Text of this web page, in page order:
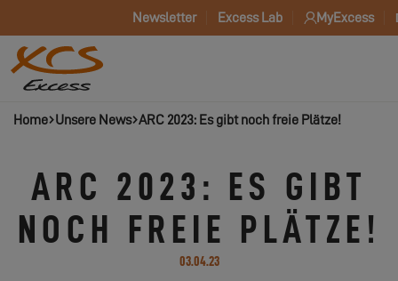
Newsletter Excess Lab MyExcess
Home Unsere News ARC 2023: Es gibt noch freie Plätze!
ARC 2023: ES GIBT
NOCH FREIE PLÄTZE!
03.04.23